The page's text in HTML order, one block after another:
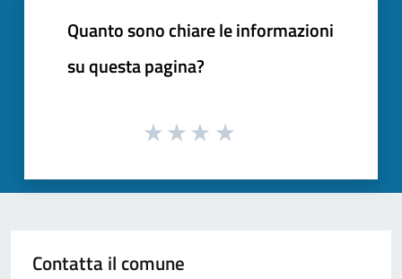
Quanto sono chiare le informazioni
su questa pagina?
Contatta il comune